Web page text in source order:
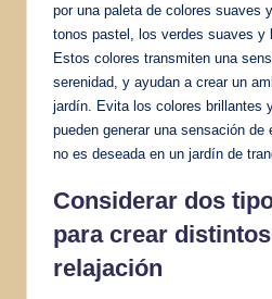
por una paleta de colores suaves
tonos pastel, los verdes suaves y
Estos colores transmiten una
serenidad, y ayudan a crear un
jardín. Evita los colores brillantes
pueden generar una sensación
no es deseada en un jardín de
Considerar dos
para crear
relajación